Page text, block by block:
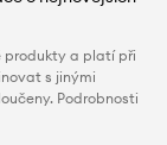
produkty a platí při
s jinými
Podrobnosti